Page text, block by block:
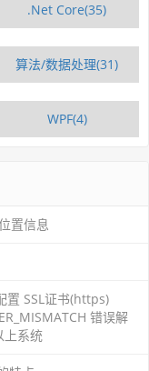
.Net Core(35)
算法/数据处理(31)
WPF(4)
置信息
SSL证书(https)
错误解
上系统